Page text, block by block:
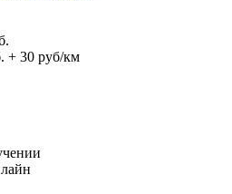
+ 30 руб/км